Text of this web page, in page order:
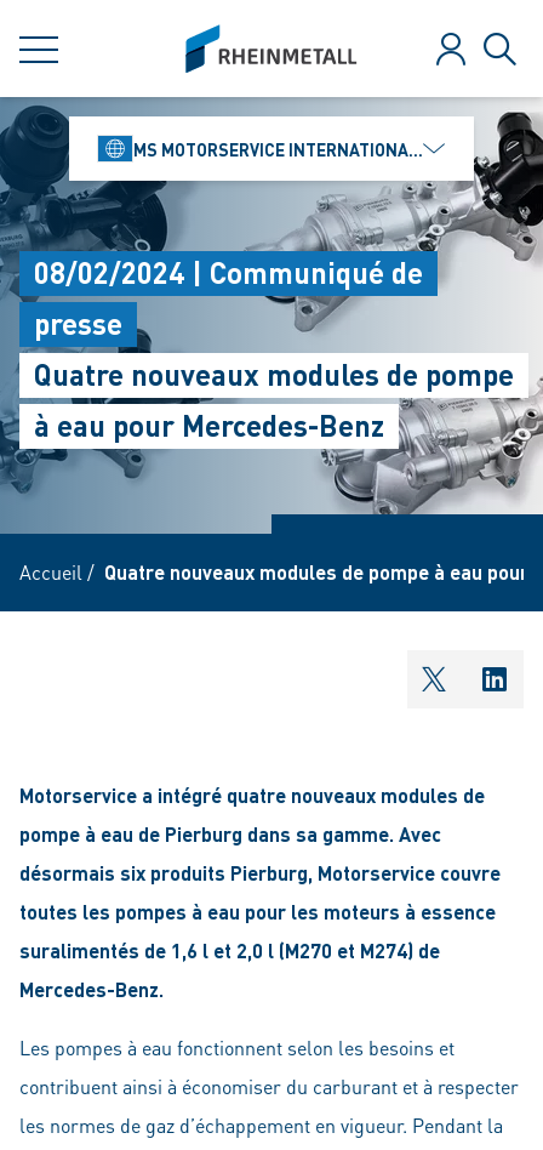
MENU
siteLogo
Se
MS MOTORSERVICE INTERNATIONAL GMBH
08/02/2024 | Communiqué de
presse
Quatre nouveaux modules de pompe
à eau pour Mercedes-Benz
Accueil / Quatre nouveaux modules de pompe à eau pour
Motorservice a intégré quatre nouveaux modules de
pompe à eau de Pierburg dans sa gamme. Avec
désormais six produits Pierburg, Motorservice couvre
toutes les pompes à eau pour les moteurs à essence
suralimentés de 1,6 l et 2,0 l (M270 et M274) de
Mercedes-Benz.
Les pompes à eau fonctionnent selon les besoins et
contribuent ainsi à économiser du carburant et à respecter
les normes de gaz d’échappement en vigueur. Pendant la